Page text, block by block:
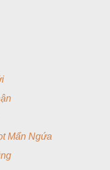
Mẩn Ngứa